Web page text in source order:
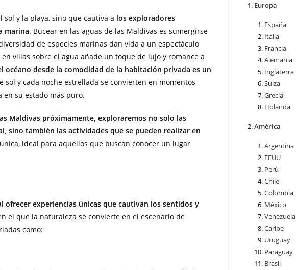
y la playa, sino que cautiva a los exploradores
marina. Bucear en las aguas de las Maldivas es sumergirse
de especies marinas dan vida a un espectáculo
villas sobre el agua añade un toque de lujo y romance a
océano desde la comodidad de la habitación privada es un
sol y cada noche estrellada se convierten en momentos
su estado más puro.
Maldivas próximamente, exploraremos no solo las
sino también las actividades que se pueden realizar en
ideal para aquellos que buscan conocer un lugar
ofrecer experiencias únicas que cautivan los sentidos y
el que la naturaleza se convierte en el escenario de
como:
Europa
España
Italia
Francia
Alemania
Inglaterra
Suiza
Grecia
Holanda
América
Argentina
EEUU
Perú
Chile
Colombia
México
Venezuela
Caribe
Uruguay
Paraguay
Brasil